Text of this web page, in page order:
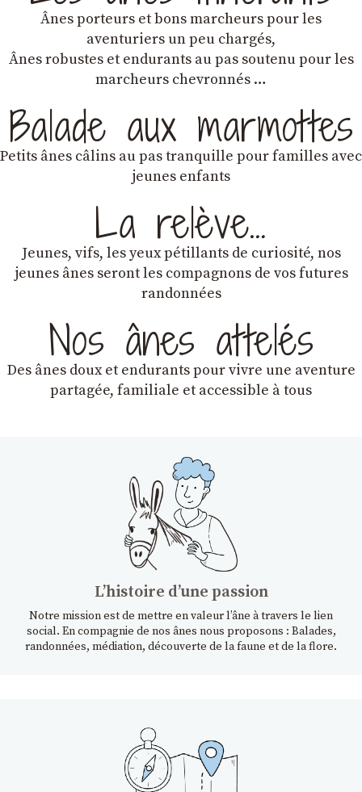
Ânes porteurs et bons marcheurs pour les
aventuriers un peu chargés,
Ânes robustes et endurants au pas soutenu pour les
marcheurs chevronnés …
Balade aux marmottes
Petits ânes câlins au pas tranquille pour familles avec
jeunes enfants
La relève…
Jeunes, vifs, les yeux pétillants de curiosité, nos
jeunes ânes seront les compagnons de vos futures
randonnées
Nos ânes attelés
Des ânes doux et endurantspour vivre une aventure
partagée, familiale et accessible à tous
Lʼhistoire dʼune passion
Notre mission est de mettre en valeur l’âne à travers le lien
social. En compagnie de nos ânes nous proposons : Balades,
randonnées, médiation, découverte de la faune et de la flore.